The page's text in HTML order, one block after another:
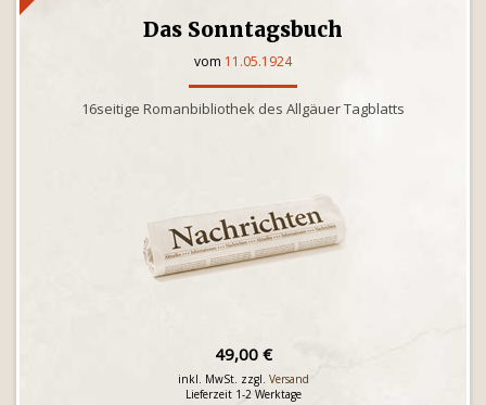
Das Sonntagsbuch
vom 11.05.1924
16seitige Romanbibliothek des Allgäuer Tagblatts
49,00 €
inkl. MwSt. zzgl. Versand
Lieferzeit 1-2 Werktage